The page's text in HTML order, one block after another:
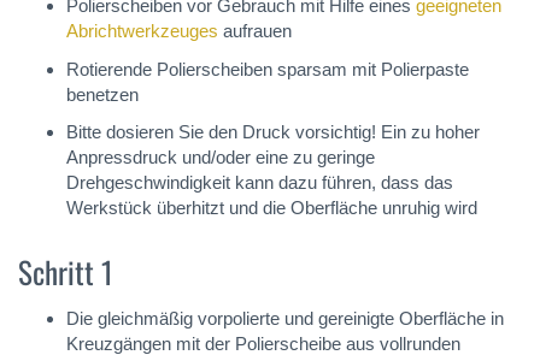
Polierscheiben vor Gebrauch mit Hilfe eines geeigneten
Abrichtwerkzeuges aufrauen
Rotierende Polierscheiben sparsam mit Polierpaste
benetzen
Bitte dosieren Sie den Druck vorsichtig! Ein zu hoher
Anpressdruck und/oder eine zu geringe
Drehgeschwindigkeit kann dazu führen, dass das
Werkstück überhitzt und die Oberfläche unruhig wird
Schritt 1
Die gleichmäßig vorpolierte und gereinigte Oberfläche in
Kreuzgängen mit der Polierscheibe aus vollrunden